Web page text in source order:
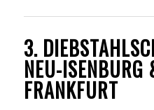
3.
NEU-ISENBURG
FRANKFURT